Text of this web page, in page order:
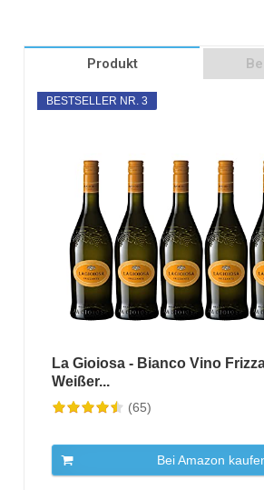
Produkt
BESTSELLER NR. 3
La Gioiosa - Bianco Vino
Weißer...
(65)
Bei Amazon